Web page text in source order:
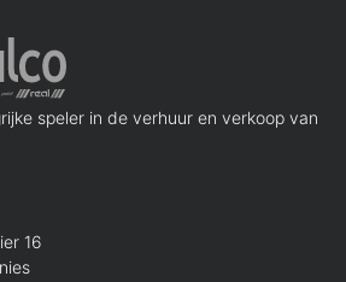
speler in de verhuur en verkoop van
16